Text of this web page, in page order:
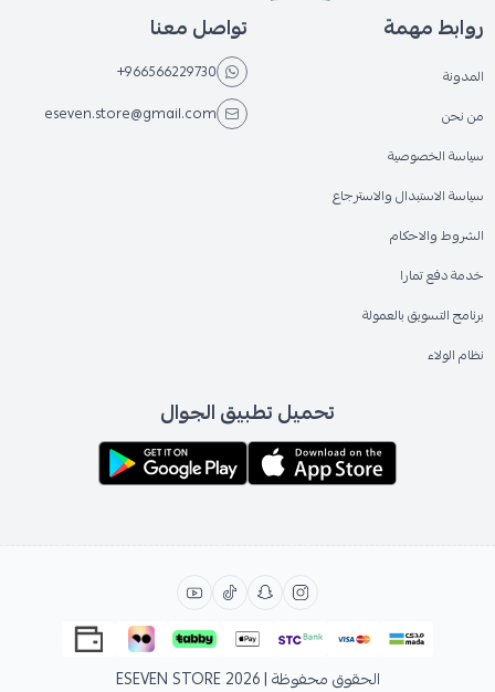
روابط مهمة
المدونة
من نحن
سياسة الخصوصية
سياسة الاستبدال والاسترجاع
الشروط والاحكام
خدمة دفع تمارا
برنامج التسويق بالعمولة
نظام الولاء
تواصل معنا
+966566229730
eseven.store@gmail.com
تحميل تطبيق الجوال
الحقوق محفوظة | 2026 ESEVEN STORE